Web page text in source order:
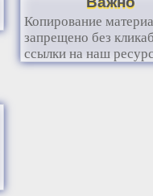
Копирование
запрещено без
ссылки на наш